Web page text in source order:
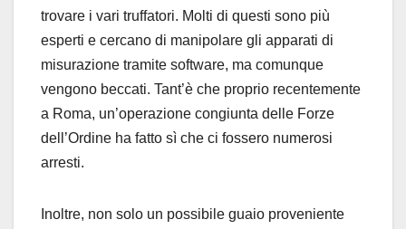
trovare i vari truffatori. Molti di questi sono più
esperti e cercano di manipolare gli apparati di
misurazione tramite software, ma comunque
vengono beccati. Tant’è che proprio recentemente
a Roma, un’operazione congiunta delle Forze
dell’Ordine ha fatto sì che ci fossero numerosi
arresti.
Inoltre, non solo un possibile guaio proveniente